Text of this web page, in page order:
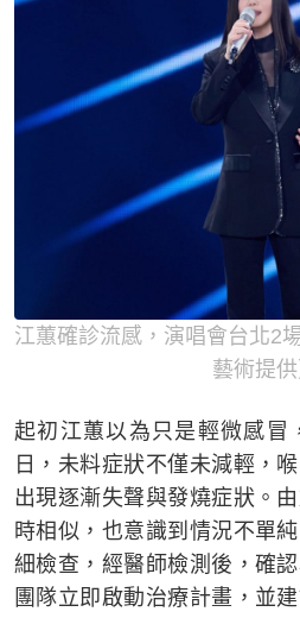
江蕙確診流感，演唱會台北2
藝術提供
起初江蕙以為只是輕微感冒
日，未料症狀不僅未減輕，
出現逐漸失聲與發燒症狀。
時相似，也意識到情況不單
細檢查，經醫師檢測後，確
團隊立即啟動治療計畫，並